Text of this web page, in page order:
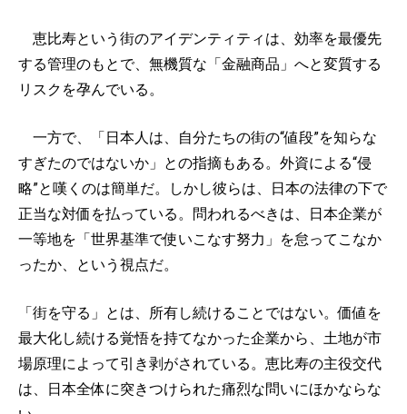
恵比寿という街のアイデンティティは、効率を最優先
する管理のもとで、無機質な「金融商品」へと変質する
リスクを孕んでいる。
一方で、「日本人は、自分たちの街の“値段”を知らな
すぎたのではないか」との指摘もある。外資による“侵
略”と嘆くのは簡単だ。しかし彼らは、日本の法律の下で
正当な対価を払っている。問われるべきは、日本企業が
一等地を「世界基準で使いこなす努力」を怠ってこなか
ったか、という視点だ。
「街を守る」とは、所有し続けることではない。価値を
最大化し続ける覚悟を持てなかった企業から、土地が市
場原理によって引き剥がされている。恵比寿の主役交代
は、日本全体に突きつけられた痛烈な問いにほかならな